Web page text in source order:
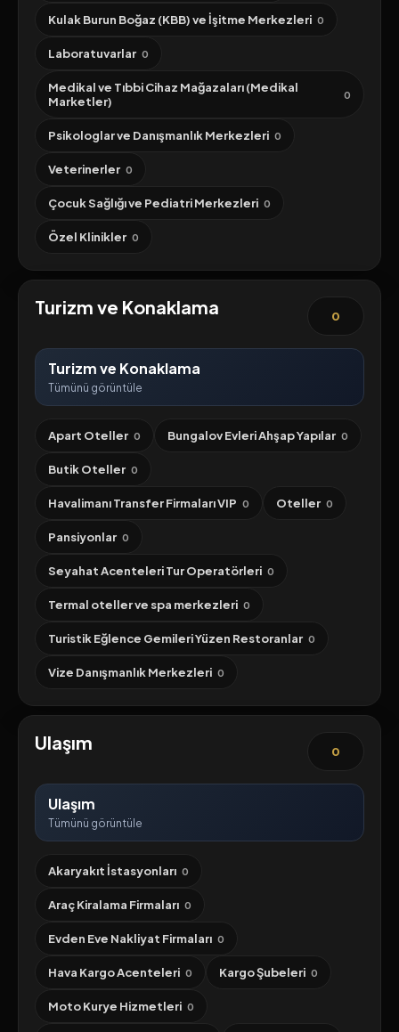
Kulak Burun Boğaz (KBB) ve İşitme Merkezleri 0
Laboratuvarlar 0
Medikal ve Tıbbi Cihaz Mağazaları (Medikal
Marketler)
0
Psikologlar ve Danışmanlık Merkezleri 0
Veterinerler 0
Çocuk Sağlığı ve Pediatri Merkezleri 0
Özel Klinikler 0
Turizm ve Konaklama 0
Turizm ve Konaklama
Tümünü görüntüle
Apart Oteller 0 Bungalov Evleri Ahşap Yapılar 0
Butik Oteller 0
Havalimanı Transfer Firmaları VIP 0 Oteller 0
Pansiyonlar 0
Seyahat Acenteleri Tur Operatörleri 0
Termal oteller ve spa merkezleri 0
Turistik Eğlence Gemileri Yüzen Restoranlar 0
Vize Danışmanlık Merkezleri 0
Ulaşım 0
Ulaşım
Tümünü görüntüle
Akaryakıt İstasyonları 0
Araç Kiralama Firmaları 0
Evden Eve Nakliyat Firmaları 0
Hava Kargo Acenteleri 0 Kargo Şubeleri 0
Moto Kurye Hizmetleri 0